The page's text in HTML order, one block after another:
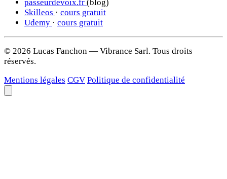
passeurdevoix.fr (blog)
Skilleos · cours gratuit
Udemy · cours gratuit
© 2026 Lucas Fanchon — Vibrance Sarl. Tous droits
réservés.
Mentions légales CGV Politique de confidentialité